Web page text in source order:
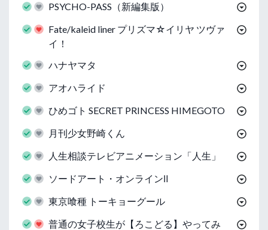
PSYCHO-PASS（新編集版）
Fate/kaleid liner プリズマ☆イリヤ ツヴァ
イ！
ハナヤマタ
アオハライド
ひめゴト SECRET PRINCESS HIMEGOTO
月刊少女野崎くん
人生相談テレビアニメーション「人生」
ソードアート・オンラインⅡ
東京喰種 トーキョーグール
普通の女子校生が【ろこどる】やってみ